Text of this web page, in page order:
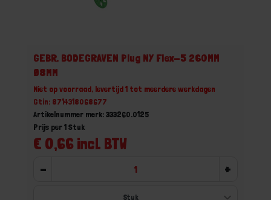
GEBR. BODEGRAVEN Plug NY Flex-5 260MM
Ø8MM
Niet op voorraad, levertijd 1 tot meerdere werkdagen
Gtin: 8714318068677
Artikelnummer merk: 333260.0125
€ 0,66 incl. BTW
Prijs per 1 Stuk
- +